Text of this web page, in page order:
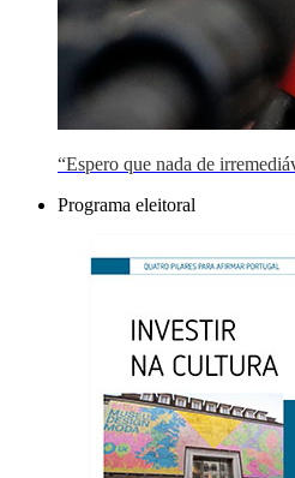
“Espero que nada de
Programa eleitoral